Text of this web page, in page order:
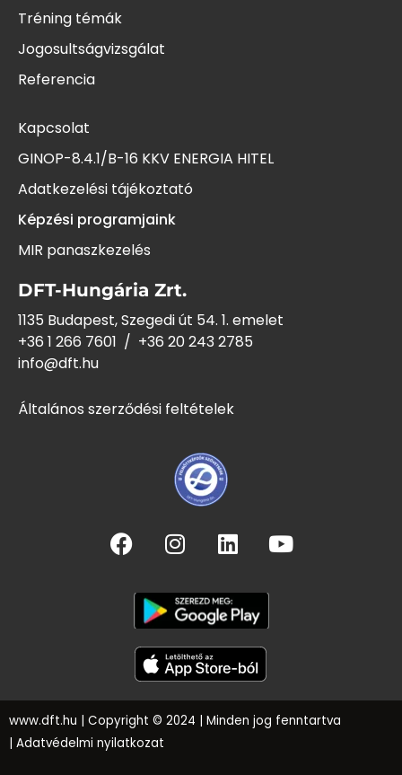
Tréning témák
Jogosultságvizsgálat
Referencia
Kapcsolat
GINOP-8.4.1/B-16 KKV ENERGIA HITEL
Adatkezelési tájékoztató
Képzési programjaink
MIR panaszkezelés
DFT-Hungária Zrt.
1135 Budapest, Szegedi út 54. 1. emelet
+36 1 266 7601 / +36 20 243 2785
info@dft.hu
Általános szerződési feltételek
www.dft.hu | Copyright © 2024 | Minden jog fenntartva
| Adatvédelmi nyilatkozat